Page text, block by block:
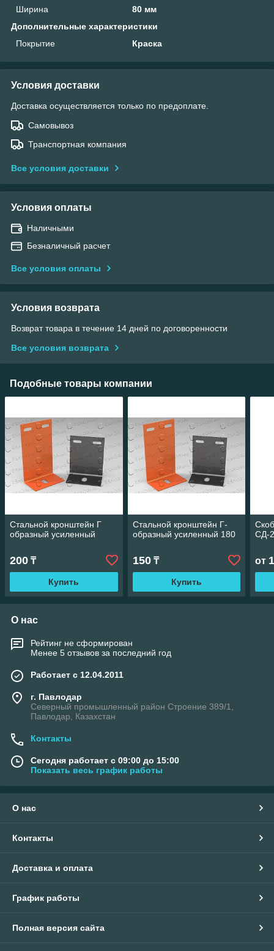
Ширина
80 мм
Дополнительные характеристики
Покрытие
Краска
Условия доставки
Доставка осуществляется только по предоплате.
Самовывоз
Транспортная компания
Все условия доставки
Условия оплаты
Наличными
Безналичный расчет
Все условия оплаты
Условия возврата
Возврат товара в течение 14 дней по договоренности
Все условия возврата
Подобные товары компании
Стальной кронштейн Г
образный усиленный
200 ₸
Купить
Стальной кронштейн Г-
образный усиленный 180
150₸
Купить
СД-
от
О нас
Рейтинг не сформирован
Менее 5 отзывов за последний год
Работает с 12.04.2011
г. Павлодар
Северный промышленный район Строение 389/1,
Павлодар, Казахстан
Контакты
Сегодня работает с 09:00 до 15:00
Показать весь график работы
О нас
Контакты
Доставка и оплата
График работы
Полная версия сайта